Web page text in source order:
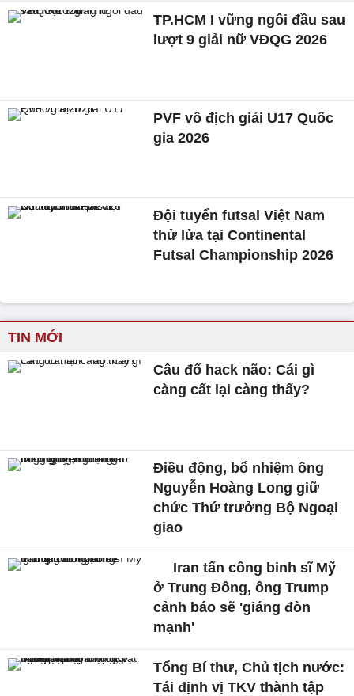
TP.HCM I vững ngôi đầu sau
lượt 9 giải nữ VĐQG 2026
PVF vô địch giải U17 Quốc
gia 2026
Đội tuyển futsal Việt Nam
thử lửa tại Continental
Futsal Championship 2026
TIN MỚI
Câu đố hack não: Cái gì
càng cất lại càng thấy?
Điều động, bổ nhiệm ông
Nguyễn Hoàng Long giữ
chức Thứ trưởng Bộ Ngoại
giao
Iran tấn công binh sĩ Mỹ
ở Trung Đông, ông Trump
cảnh báo sẽ 'giáng đòn
mạnh'
Tổng Bí thư, Chủ tịch nước:
Tái định vị TKV thành tập